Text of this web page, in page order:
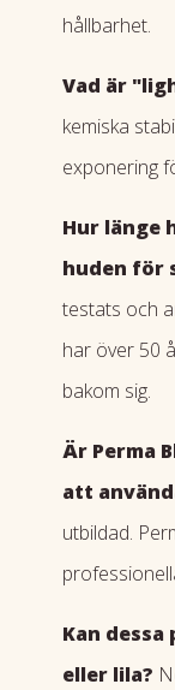
hållbarhet.
Vad är
kemiska
exponering
Hur länge
huden för
testats och
har över 50
bakom sig.
Är Perma
att
utbildad.
Kan
eller lila?